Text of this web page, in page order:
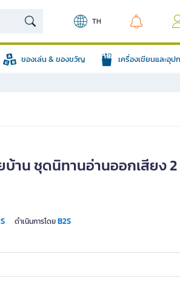
TH
ของเล่น & ของขวัญ เครื่องเขียนและอุ
าน ชุดนิทานอ่านออกเสียง 2
ดำเนินการโดยB2S